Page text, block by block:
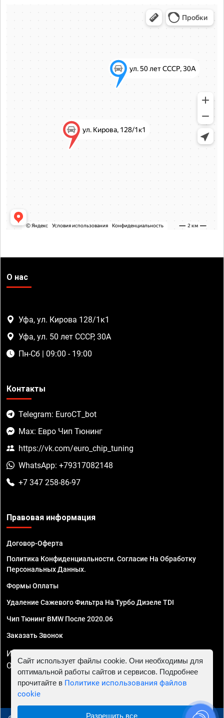
О нас
Уфа, ул. Кирова 128/1к1
Уфа, ул. 50 лет СССР, 30А
Пн-Сб | 09:00 - 19:00
Контакты
Telegram: EuroCT_bot
Max: Евро Чип Тюнинг
https://vk.com/euro_chip_tuning
WhatsApp: +79317082148
+7 347 258-86-97
Правовая информация
Договор-Оферта
Политика Конфиденциальности. Согласие На Обработку
Персональных Данных.
Формы Оплаты
Удаление Сажевого Фильтра На Турбо Дизеле TDI
Чип Тюнинг BMW После 2020.06
Заказать Звонок
ИП Смирнов Георгий Павлович. ИНН 781302555843,
ОГРНИП 324470400032610
Сайт использует файлы cookie. Они необходимы для
оптимальной работы сайтов и сервисов. Подробнее
прочитайте в Политике использования файлов
cookie
Разрешить все